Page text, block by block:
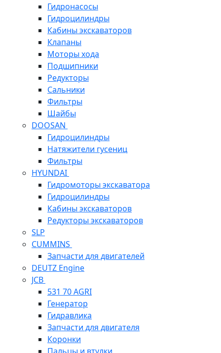
Гидронасосы
Гидроцилиндры
Кабины экскаваторов
Клапаны
Моторы хода
Подшипники
Редукторы
Сальники
Фильтры
Шайбы
DOOSAN
Гидроцилиндры
Натяжители гусениц
Фильтры
HYUNDAI
Гидромоторы экскаватора
Гидроцилиндры
Кабины экскаваторов
Редукторы экскаваторов
SLP
CUMMINS
Запчасти для двигателей
DEUTZ Engine
JCB
531 70 AGRI
Генератор
Гидравлика
Запчасти для двигателя
Коронки